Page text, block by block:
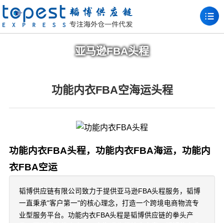
亚马逊FBA头程
功能内衣FBA空海运头程
功能内衣FBA头程，功能内衣FBA海运，功能内
衣FBA空运
韬博供应链有限公司致力于提供亚马逊FBA头程服务，韬博
一直秉承"客户第一"的核心理念，打造一个跨境电商物流专
业型服务平台。功能内衣FBA头程是韬博供应链的拳头产